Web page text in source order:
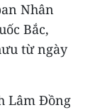
Nhân
Bắc,
từ ngày
Lâm Đồng